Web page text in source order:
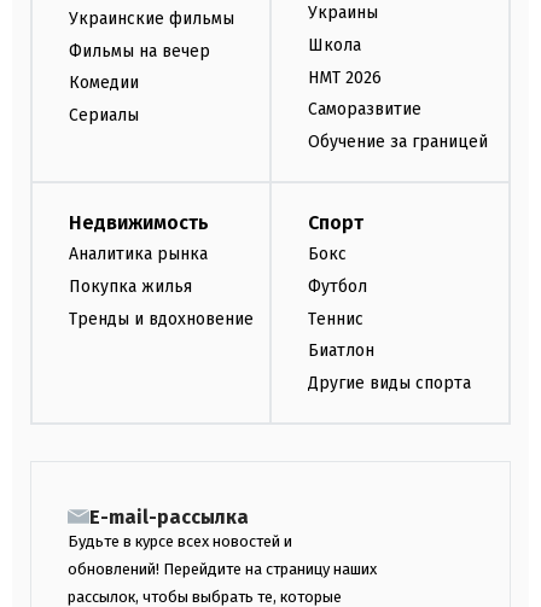
Украинские фильмы
Фильмы на вечер
Комедии
Сериалы
Украины
Школа
НМТ 2026
Саморазвитие
Обучение за границей
Недвижимость
Аналитика рынка
Покупка жилья
Тренды и вдохновение
Спорт
Бокс
Футбол
Теннис
Биатлон
Другие виды спорта
E-mail-рассылка
Будьте в курсе всех новостей и
обновлений! Перейдите на страницу наших
рассылок, чтобы выбрать те, которые